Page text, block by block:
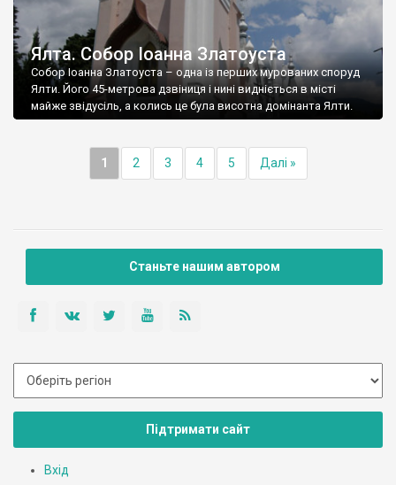
Ялта. Собор Іоанна Златоуста
Собор Іоанна Златоуста – одна із перших мурованих споруд
Ялти. Його 45-метрова дзвіниця і нині видніється в місті
майже звідусіль, а колись це була висотна домінанта Ялти.
1 2 3 4 5 Далі »
Станьте нашим автором
Підтримати сайт
Вхід